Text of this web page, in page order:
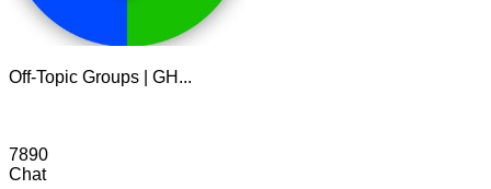
Off-Topic Groups | GH...
7890
Chat